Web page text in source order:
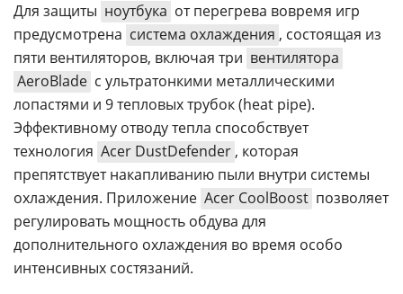
Для защиты ноутбука от перегрева вовремя игр
предусмотрена система охлаждения , состоящая из
пяти вентиляторов, включая три вентилятора
AeroBlade с ультратонкими металлическими
лопастями и 9 тепловых трубок (heat pipe).
Эффективному отводу тепла способствует
технология Acer DustDefender , которая
препятствует накапливанию пыли внутри системы
охлаждения. Приложение Acer CoolBoost позволяет
регулировать мощность обдува для
дополнительного охлаждения во время особо
интенсивных состязаний.